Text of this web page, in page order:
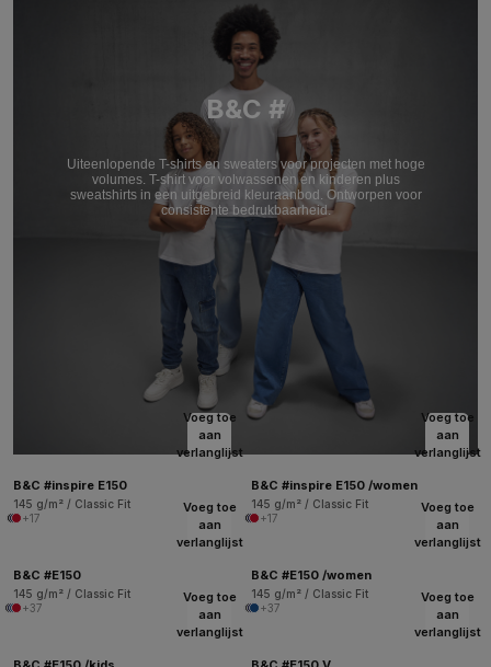
B&C #
Uiteenlopende T-shirts en sweaters voor projecten met hoge
volumes. T-shirt voor volwassenen en kinderen plus
sweatshirts in een uitgebreid kleuraanbod. Ontworpen voor
consistente bedrukbaarheid.
Voeg toe
aan
verlanglijst
B&C #inspire E150
145 g/m² / Classic Fit
+17
Voeg toe
aan
verlanglijst
B&C #inspire E150 /women
145 g/m² / Classic Fit
+17
Voeg toe
aan
verlanglijst
B&C #E150
145 g/m² / Classic Fit
+37
Voeg toe
aan
verlanglijst
B&C #E150 /women
145 g/m² / Classic Fit
+37
Voeg toe
aan
verlanglijst
Voeg toe
aan
verlanglijst